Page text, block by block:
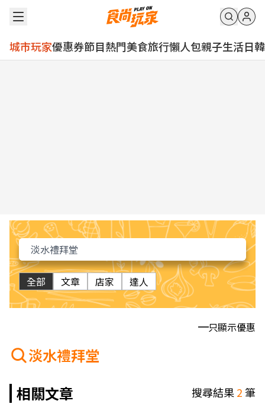
城市玩家優惠券節目熱門美食旅行懶人包親子生活日韓
全部 文章 店家 達人
只顯示優惠
淡水禮拜堂
相關文章
搜尋結果2筆